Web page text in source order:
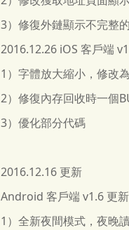
3）修復外鏈顯示不完整
2016.12.26 iOS 客戶端
1）字體放大縮小，修改
2）修復內存回收時一個
3）優化部分代碼
2016.12.16 更新
Android 客戶端 v1.6 更
1）全新夜間模式，夜晚